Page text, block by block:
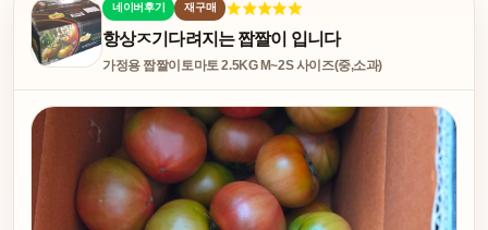
네이버후기 재구매
항상ㅈ기다려지는 짭짤이 입니다
가정용 짭짤이토마토 2.5KG M~2S 사이즈(중,소과)